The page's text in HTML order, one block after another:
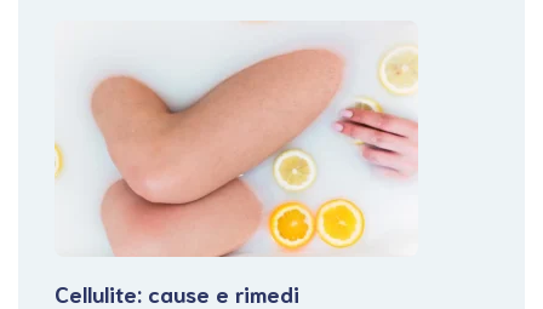
Cellulite: cause e rimedi